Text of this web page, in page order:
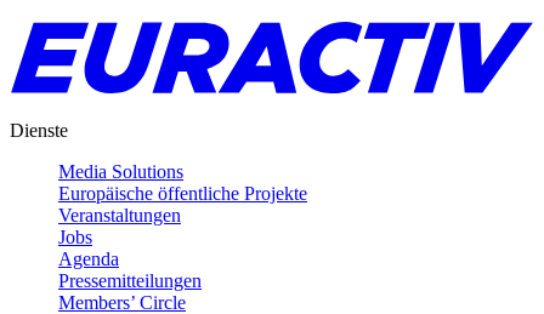
Dienste
Media Solutions
Europäische öffentliche Projekte
Veranstaltungen
Jobs
Agenda
Pressemitteilungen
Members’ Circle